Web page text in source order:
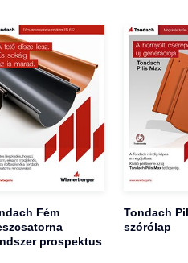
Fém
prospektus
Tondach
szórólap